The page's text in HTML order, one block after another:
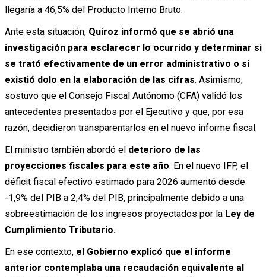
llegaría a 46,5% del Producto Interno Bruto.
Ante esta situación, Quiroz informó que se abrió una
investigación para esclarecer lo ocurrido y determinar si
se trató efectivamente de un error administrativo o si
existió dolo en la elaboración de las cifras. Asimismo,
sostuvo que el Consejo Fiscal Autónomo (CFA) validó los
antecedentes presentados por el Ejecutivo y que, por esa
razón, decidieron transparentarlos en el nuevo informe fiscal.
El ministro también abordó el deterioro de las
proyecciones fiscales para este año. En el nuevo IFP, el
déficit fiscal efectivo estimado para 2026 aumentó desde
-1,9% del PIB a 2,4% del PIB, principalmente debido a una
sobreestimación de los ingresos proyectados por la Ley de
Cumplimiento Tributario.
En ese contexto, el Gobierno explicó que el informe
anterior contemplaba una recaudación equivalente al